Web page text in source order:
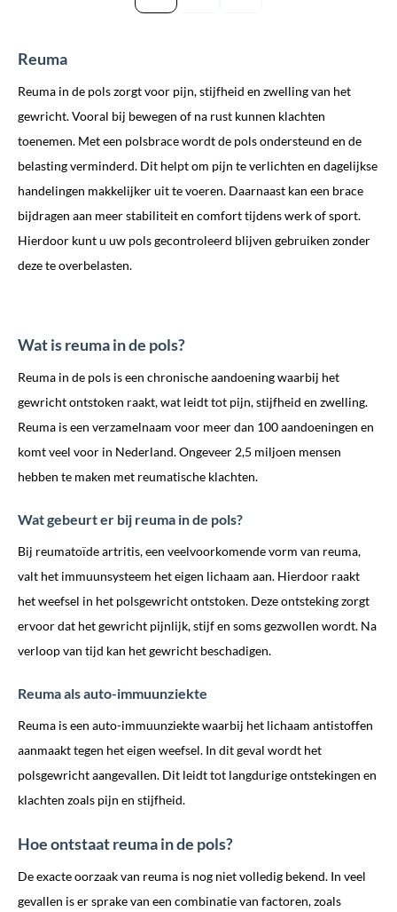
Reuma
Reuma in de pols zorgt voor pijn, stijfheid en zwelling van het
gewricht. Vooral bij bewegen of na rust kunnen klachten
toenemen. Met een polsbrace wordt de pols ondersteund en de
belasting verminderd. Dit helpt om pijn te verlichten en dagelijkse
handelingen makkelijker uit te voeren. Daarnaast kan een brace
bijdragen aan meer stabiliteit en comfort tijdens werk of sport.
Hierdoor kunt u uw pols gecontroleerd blijven gebruiken zonder
deze te overbelasten.
Wat is reuma in de pols?
Reuma in de pols is een chronische aandoening waarbij het
gewricht ontstoken raakt, wat leidt tot pijn, stijfheid en zwelling.
Reuma is een verzamelnaam voor meer dan 100 aandoeningen en
komt veel voor in Nederland. Ongeveer 2,5 miljoen mensen
hebben te maken met reumatische klachten.
Wat gebeurt er bij reuma in de pols?
Bij reumatoïde artritis, een veelvoorkomende vorm van reuma,
valt het immuunsysteem het eigen lichaam aan. Hierdoor raakt
het weefsel in het polsgewricht ontstoken. Deze ontsteking zorgt
ervoor dat het gewricht pijnlijk, stijf en soms gezwollen wordt. Na
verloop van tijd kan het gewricht beschadigen.
Reuma als auto-immuunziekte
Reuma is een auto-immuunziekte waarbij het lichaam antistoffen
aanmaakt tegen het eigen weefsel. In dit geval wordt het
polsgewricht aangevallen. Dit leidt tot langdurige ontstekingen en
klachten zoals pijn en stijfheid.
Hoe ontstaat reuma in de pols?
De exacte oorzaak van reuma is nog niet volledig bekend. In veel
gevallen is er sprake van een combinatie van factoren, zoals